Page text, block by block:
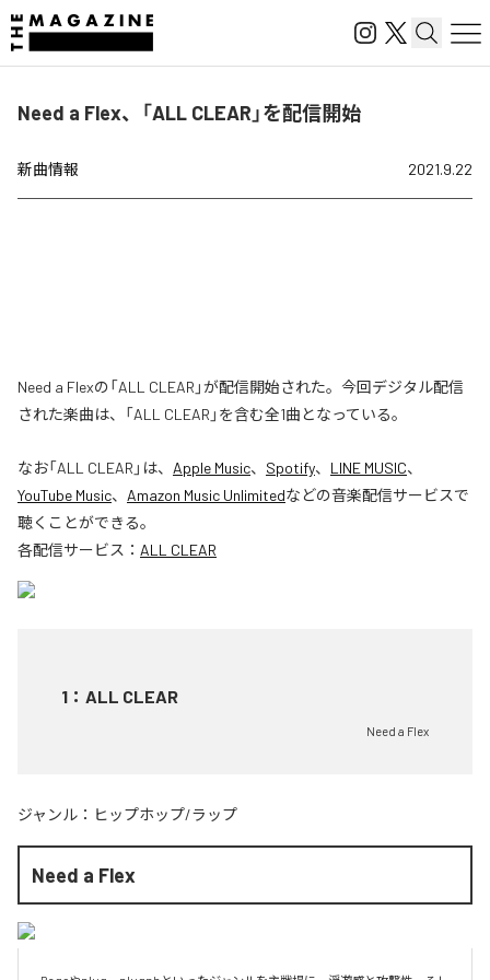
Need a Flex、「ALL CLEAR」を配信開始
新曲情報 2021.9.22
Need a Flexの「ALL CLEAR」が配信開始された。今回デジタル配信
された楽曲は、「ALL CLEAR」を含む全1曲となっている。
なお「ALL CLEAR 」は、 Apple Music、 Spotify、 LINE MUSIC、
YouTube Music、 Amazon Music Unlimitedなどの音楽配信サービスで
聴くことができる。
各配信サービス： ALL CLEAR
1 ： ALL CLEAR
Need a Flex
ジャンル： ヒップホップ/ラップ
Need a Flex